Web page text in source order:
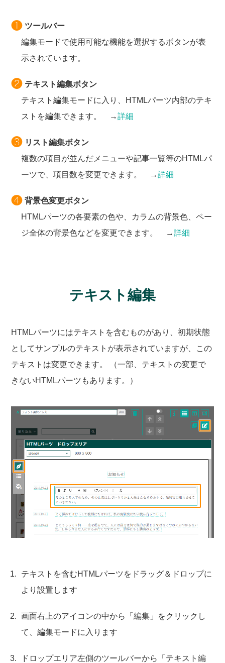
ツールバー
編集モードで使用可能な機能を選択するボタンが表
示されています。
テキスト編集ボタン
テキスト編集モードに入り、HTMLパーツ内部のテキ
ストを編集できます。 →詳細
リスト編集ボタン
複数の項目が並んだメニューや記事一覧等のHTMLパ
ーツで、項目数を変更できます。 →詳細
背景色変更ボタン
HTMLパーツの各要素の色や、カラムの背景色、ペー
ジ全体の背景色などを変更できます。 →詳細
テキスト編集
HTMLパーツにはテキストを含むものがあり、初期状態
としてサンプルのテキストが表示されていますが、この
テキストは変更できます。 （一部、テキストの変更で
きないHTMLパーツもあります。）
テキストを含むHTMLパーツをドラッグ＆ドロップに
より設置します
画面右上のアイコンの中から「編集」をクリックし
て、編集モードに入ります
ドロップエリア左側のツールバーから「テキスト編